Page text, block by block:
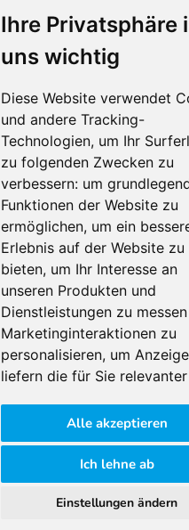
Ihre Privatsphäre
uns wichtig
Diese Website verwendet
und andere Tracking-
Technologien, um Ihr
zu folgenden Zwecken zu
verbessern: um
Funktionen der Website zu
ermöglichen, um ein
Erlebnis auf der Website zu
bieten, um Ihr Interesse an
unseren Produkten und
Dienstleistungen zu
Marketinginteraktionen zu
personalisieren, um
liefern die für Sie
Alle akzeptieren
Ich lehne ab
Einstellungen ändern
Für Makler:innen
Über Uns
Vorteile
Kontakt
Software Partner
Teilnahme
FAQ
Für Makler:innen
Impressum
AGB
Datenschutzklärung
Cookie Richtlinie